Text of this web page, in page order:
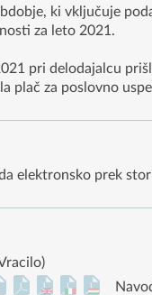
ki vključuje
za leto 2021.
pri delodajalcu
plač za poslovno
elektronsko prek